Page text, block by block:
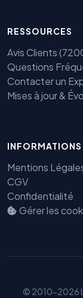
RESSOURCES
Avis Clients
Questions
Contacter un
Mises à jour &
INFORMATIONS
Mentions
CGV
Confidentialité
Gérer les
© 2010-2026